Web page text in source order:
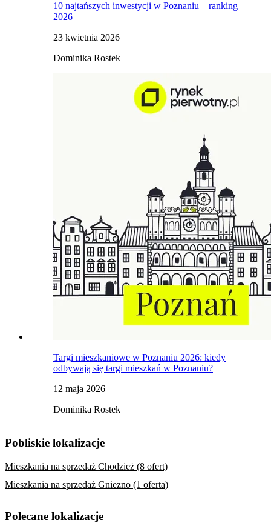
10 najtańszych inwestycji w Poznaniu – ranking
2026
23 kwietnia 2026
Dominika Rostek
Targi mieszkaniowe w Poznaniu 2026: kiedy
odbywają się targi mieszkań w Poznaniu?
12 maja 2026
Dominika Rostek
Pobliskie lokalizacje
Mieszkania na sprzedaż Chodzież (8 ofert)
Mieszkania na sprzedaż Gniezno (1 oferta)
Polecane lokalizacje